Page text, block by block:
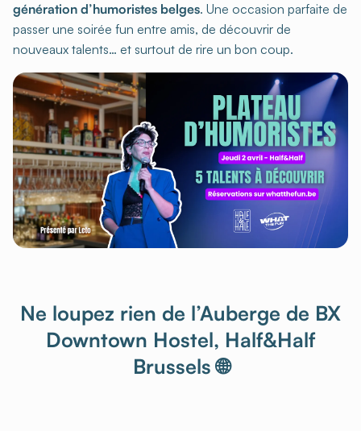
génération d’humoristes belges. Une occasion parfaite de
passer une soirée fun entre amis, de découvrir de
nouveaux talents… et surtout de rire un bon coup.
Ne loupez rien de l’Auberge de BX
Downtown Hostel, Half&Half
Brussels 🌐